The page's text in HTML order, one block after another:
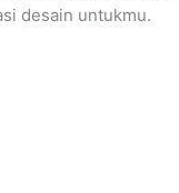
desain untukmu.